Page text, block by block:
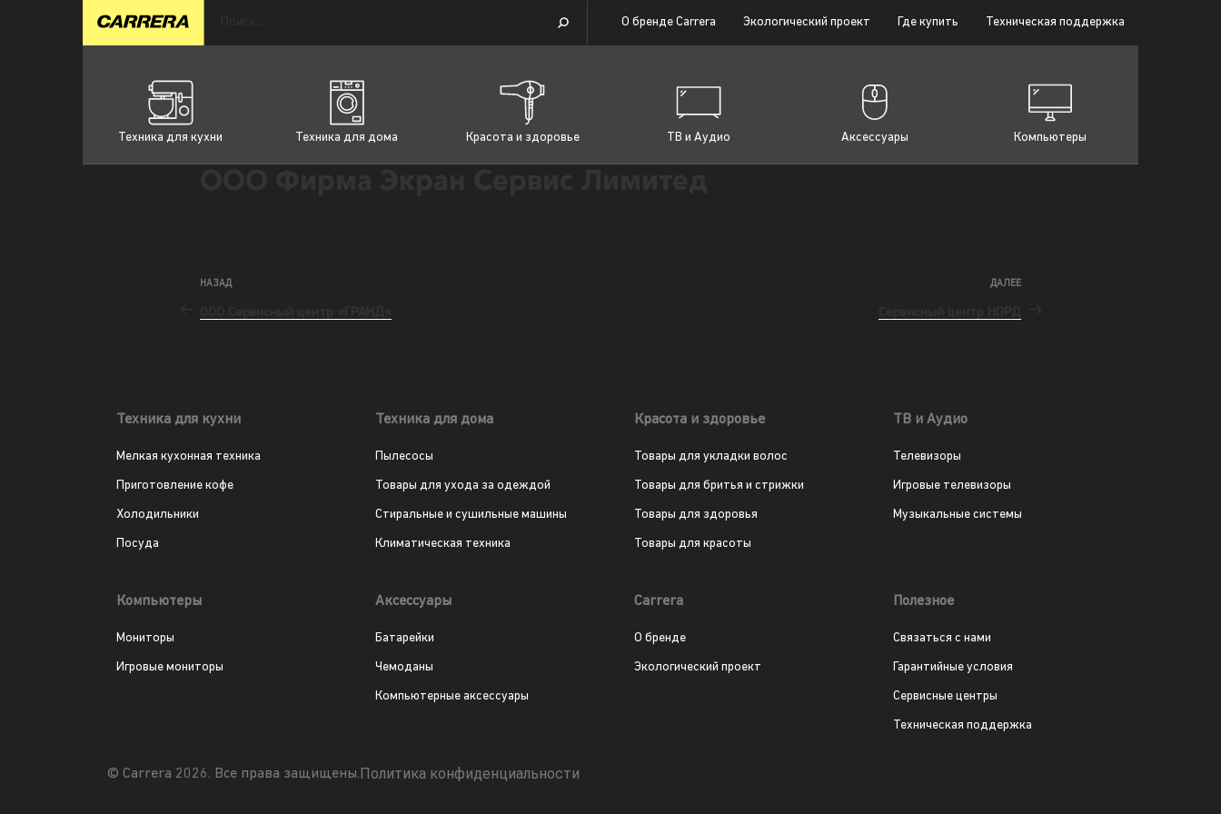
О бренде Carrera Экологический проект Где купить Техническая поддержка
Техника для кухни Техника для дома Красота и здоровье ТВ и Аудио Аксессуары Компьютеры
НАЗАД ДАЛЕЕ
Техника для кухни
Мелкая кухонная техника
Приготовление кофе
Холодильники
Посуда
Техника для дома
Пылесосы
Товары для ухода за одеждой
Стиральные и сушильные машины
Климатическая техника
Красота и здоровье
Товары для укладки волос
Товары для бритья и стрижки
Товары для здоровья
Товары для красоты
ТВ и Аудио
Телевизоры
Игровые телевизоры
Музыкальные системы
Компьютеры
Мониторы
Игровые мониторы
Аксессуары
Батарейки
Чемоданы
Компьютерные аксессуары
Carrera
О бренде
Экологический проект
Полезное
Связаться с нами
Гарантийные условия
Сервисные центры
Техническая поддержка
© Carrera 2026. Все права защищены.Политика конфиденциальности